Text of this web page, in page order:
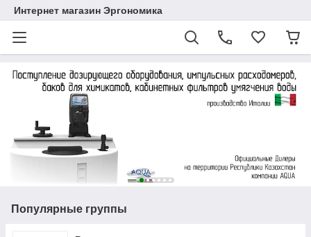
Интернет магазин Эргономика
Популярные группы